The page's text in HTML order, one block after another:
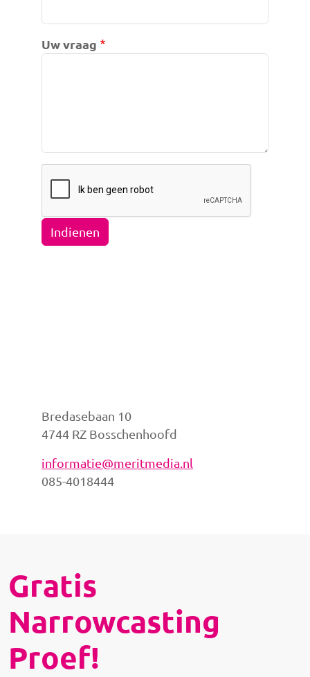
Uw vraag
Indienen
Bredasebaan 10
4744 RZ Bosschenhoofd
informatie@meritmedia.nl
085-4018444
Gratis
Narrowcasting
Proef!